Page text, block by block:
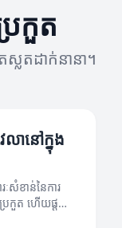
រកួត
ស្លតដាក់នានា។
លានៅក្នុង
សំខាន់នៃការ
ប្រកួត ហើយផ្តល់
លវេលាដោយ